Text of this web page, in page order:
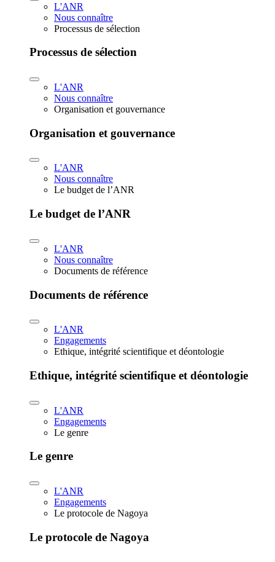
L'ANR
Nous connaître
Processus de sélection
Processus de sélection
L'ANR
Nous connaître
Organisation et gouvernance
Organisation et gouvernance
L'ANR
Nous connaître
Le budget de l’ANR
Le budget de l’ANR
L'ANR
Nous connaître
Documents de référence
Documents de référence
L'ANR
Engagements
Ethique, intégrité scientifique et déontologie
Ethique, intégrité scientifique et déontologie
L'ANR
Engagements
Le genre
Le genre
L'ANR
Engagements
Le protocole de Nagoya
Le protocole de Nagoya